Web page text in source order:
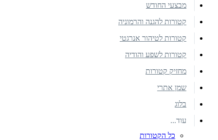
מבצעי החודש
קטורות להגנה והרמוניה
קטורות לטיהור אנרגטי
קטורות לשפע והודיה
מחזיק קטורות
שמן אתרי
בלוג
עוד...
כל הקטורות